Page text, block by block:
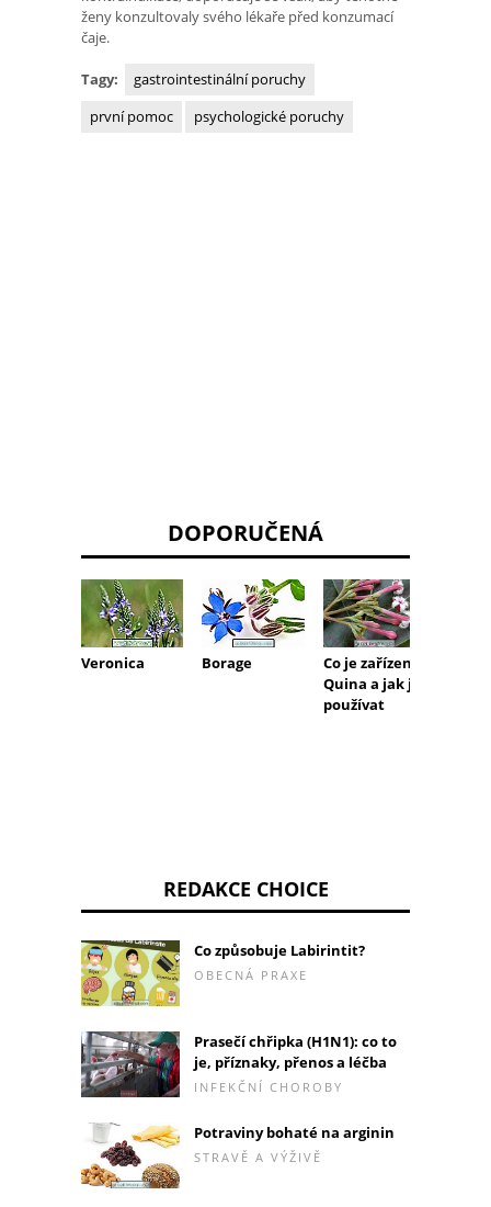
ženy konzultovaly svého lékaře před konzumací
čaje.
Tagy:
gastrointestinální poruchy
první pomoc
psychologické poruchy
DOPORUČENÁ
Veronica Borage
Co je zařízení
Quina a jak ji
používat
REDAKCE CHOICE
Co způsobuje Labirintit?
OBECNÁ PRAXE
Prasečí chřipka (H1N1): co to
je, příznaky, přenos a léčba
INFEKČNÍ CHOROBY
Potraviny bohaté na arginin
STRAVĚ A VÝŽIVĚ